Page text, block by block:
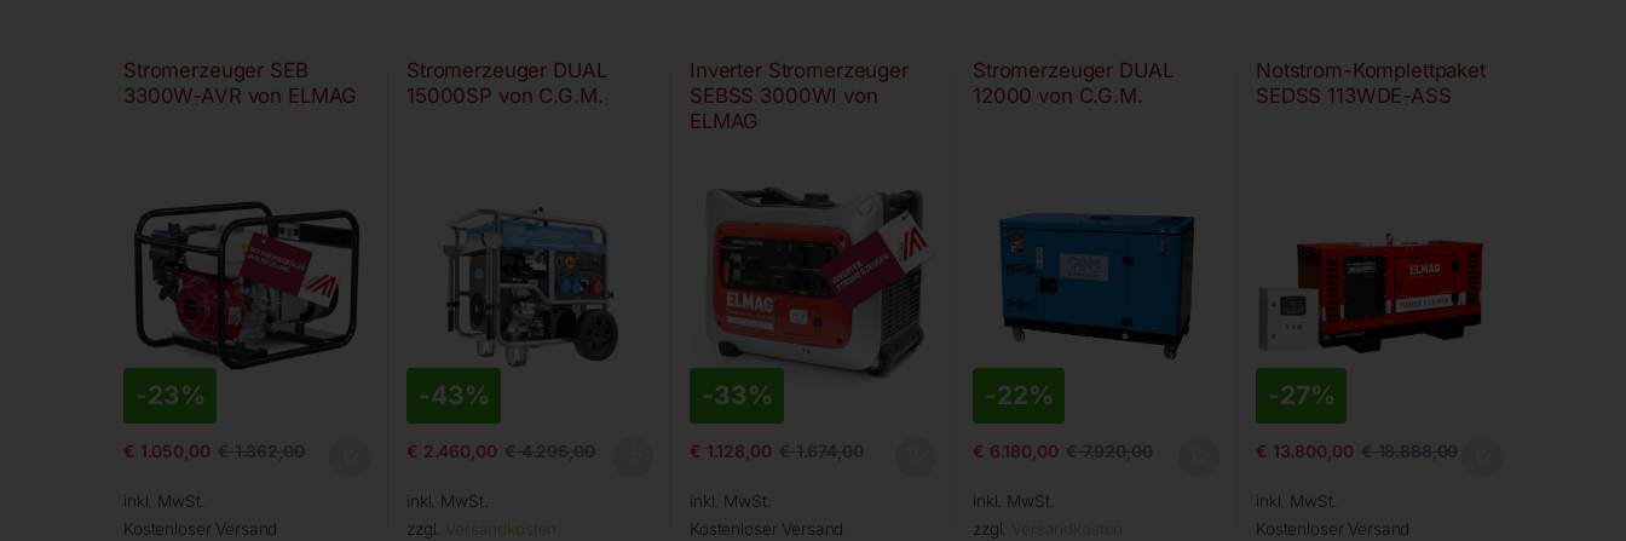
Stromerzeuger SEB
3300W-AVR von ELMAG
-23%
€ 1.050,00 €1.362,00
inkl. MwSt.
Kostenloser Versand
Stromerzeuger DUAL
15000SP von C.G.M.
-43%
€ 2.460,00 €4.296,00
inkl. MwSt.
zzgl. Versandkosten
Inverter Stromerzeuger
SEBSS 3000WI von
ELMAG
-33%
€ 1.128,00 €1.674,00
inkl. MwSt.
Kostenloser Versand
Stromerzeuger DUAL
12000 von C.G.M.
-22%
€ 6.180,00 €7.920,00
inkl. MwSt.
zzgl. Versandkosten
Notstrom-Komplettpaket
SEDSS 113WDE-ASS
-27%
€ 13.800,00 €18.888,00
inkl. MwSt.
Kostenloser Versand